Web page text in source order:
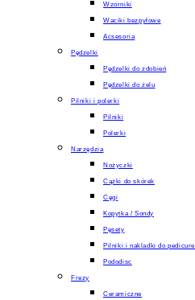
Wzorniki
Waciki bezpyłowe
Acsesoria
Pędzelki
Pędzelki do zdobień
Pędzelki do żelu
Pilniki i polerki
Pilniki
Polerki
Narzędzia
Nożyczki
Cążki do skórek
Cęgi
Kopytka / Sondy
Pęsety
Pilniki i nakladki do pedicure
Pododisc
Frezy
Ceramiczne